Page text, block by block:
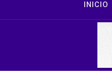
INICIO